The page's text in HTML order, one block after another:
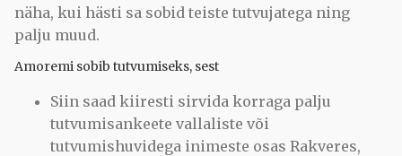
näha, kui hästi sa sobid teiste tutvujatega ning
palju muud.
Amoremi sobib tutvumiseks, sest
Siin saad kiiresti sirvida korraga palju
tutvumisankeete vallaliste või
tutvumishuvidega inimeste osas Rakveres,